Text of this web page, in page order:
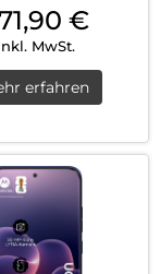
€
MwSt.
erfahren